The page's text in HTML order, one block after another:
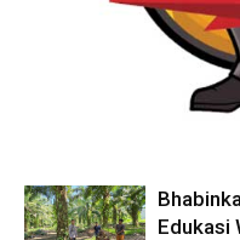
Edukasi